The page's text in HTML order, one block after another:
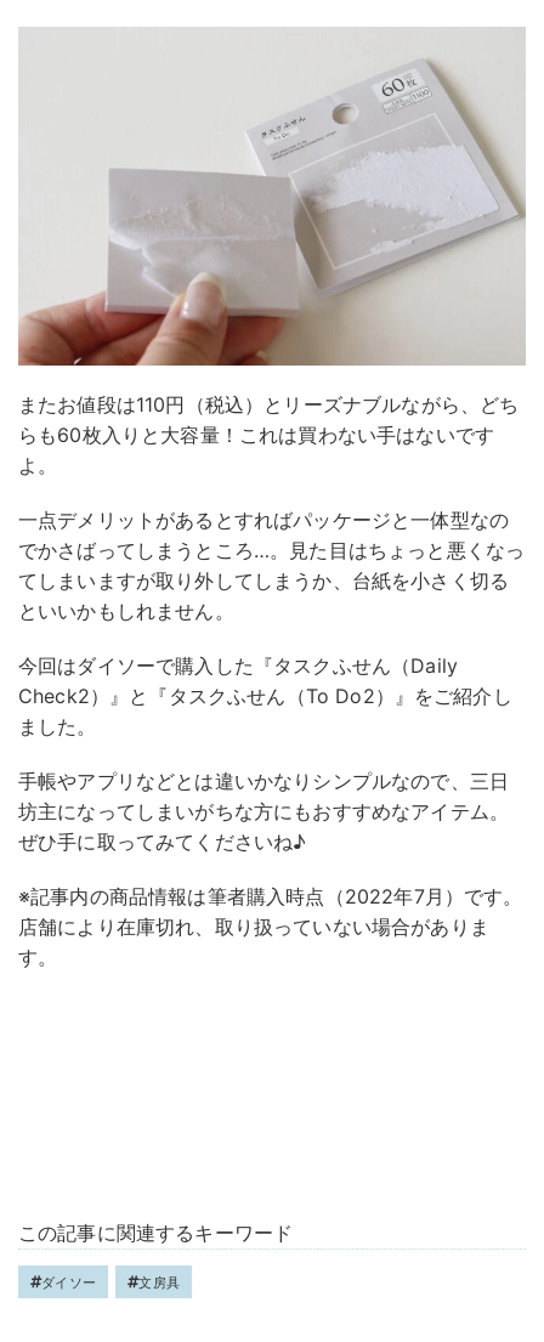
またお値段は110円（税込）とリーズナブルながら、どち
らも60枚入りと大容量！これは買わない手はないです
よ。
一点デメリットがあるとすればパッケージと一体型なの
でかさばってしまうところ…。見た目はちょっと悪くなっ
てしまいますが取り外してしまうか、台紙を小さく切る
といいかもしれません。
今回はダイソーで購入した『タスクふせん（Daily
Check2）』と『タスクふせん（To Do2）』をご紹介し
ました。
手帳やアプリなどとは違いかなりシンプルなので、三日
坊主になってしまいがちな方にもおすすめなアイテム。
ぜひ手に取ってみてくださいね♪
※記事内の商品情報は筆者購入時点（2022年7月）です。
店舗により在庫切れ、取り扱っていない場合がありま
す。
この記事に関連するキーワード
ダイソー 文房具